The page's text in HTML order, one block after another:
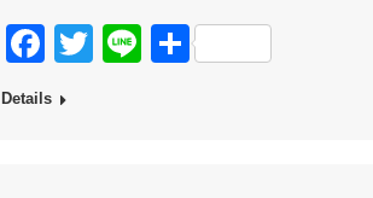
Facebook
Twitter
Line共
Details